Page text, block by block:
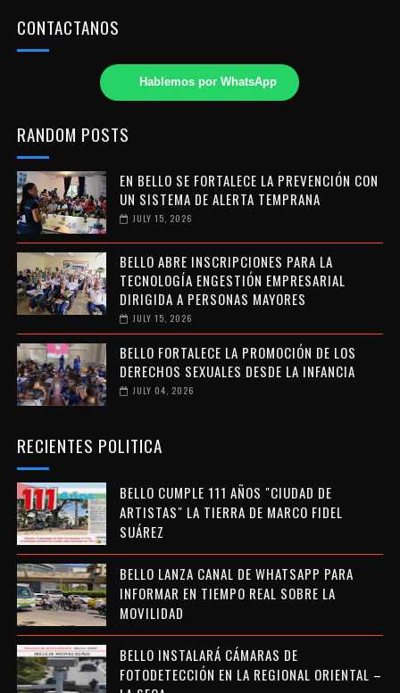
CONTACTANOS
Hablemos por WhatsApp
RANDOM POSTS
EN BELLO SE FORTALECE LA PREVENCIÓN CON
UN SISTEMA DE ALERTA TEMPRANA
JULY 15, 2026
BELLO ABRE INSCRIPCIONES PARA LA
TECNOLOGÍA ENGESTIÓN EMPRESARIAL
DIRIGIDA A PERSONAS MAYORES
JULY 15, 2026
BELLO FORTALECE LA PROMOCIÓN DE LOS
DERECHOS SEXUALES DESDE LA INFANCIA
JULY 04, 2026
RECIENTES POLITICA
BELLO CUMPLE 111 AÑOS "CIUDAD DE
ARTISTAS" LA TIERRA DE MARCO FIDEL
SUÁREZ
BELLO LANZA CANAL DE WHATSAPP PARA
INFORMAR EN TIEMPO REAL SOBRE LA
MOVILIDAD
BELLO INSTALARÁ CÁMARAS DE
FOTODETECCIÓN EN LA REGIONAL ORIENTAL –